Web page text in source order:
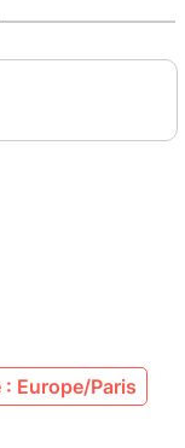
Europe/Paris